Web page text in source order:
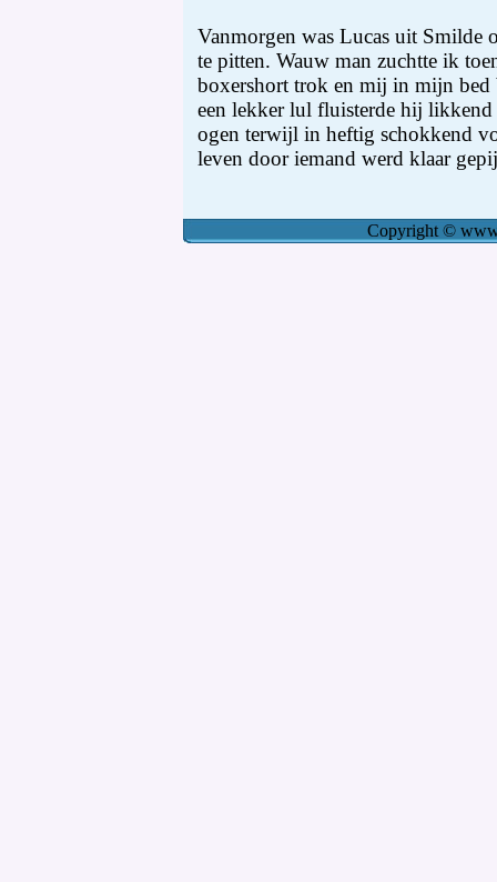
Vanmorgen was Lucas uit Smilde
te pitten. Wauw man zuchtte ik
boxershort trok en mij in mijn bed
een lekker lul fluisterde hij
ogen terwijl in heftig schokkend
leven door iemand werd klaar
Copyright ©